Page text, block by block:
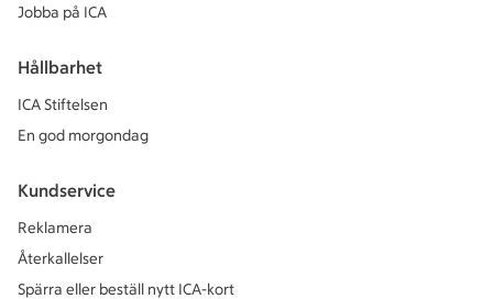
Jobba på ICA
Hållbarhet
ICA Stiftelsen
En god morgondag
Kundservice
Reklamera
Återkallelser
Spärra eller beställ nytt ICA-kort